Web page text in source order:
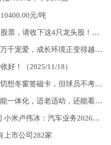
元/吨
今日要闻!A股：游戏直播概念股票，请收下这4只龙头股！（11月18日）
是金子总会发光！谢泼德正集万千宠爱，成长环境正变得越来越好！
好！（2025/11/18）
看点：图片报：尤文和费内巴切想冬窗签磁卡，但球员不考虑提前离队
江苏的厕所升级成这样了？智能一体化，适老适幼，还能看书休憩
前沿热点:三季度如期实现盈利 小米卢伟冰：汽车业务2026年非常有挑战、毛利率或不及今年
上市公司282家